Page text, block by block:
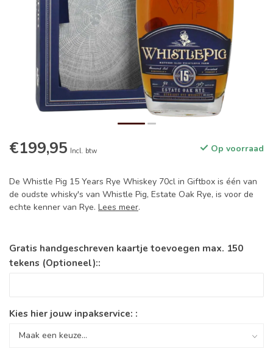
€199,95 Incl. btw Op voorraad
De Whistle Pig 15 Years Rye Whiskey 70cl in Giftbox is één van
de oudste whisky's van Whistle Pig, Estate Oak Rye, is voor de
echte kenner van Rye. Lees meer.
Gratis handgeschreven kaartje toevoegen max. 150
tekens (Optioneel)::
Kies hier jouw inpakservice: :